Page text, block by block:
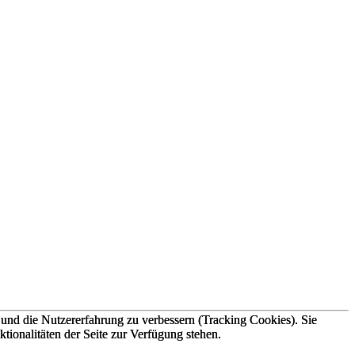
die Nutzererfahrung zu verbessern (Tracking Cookies). Sie
der Seite zur Verfügung stehen.
die Nutzererfahrung zu verbessern (Tracking Cookies). Sie
der Seite zur Verfügung stehen.